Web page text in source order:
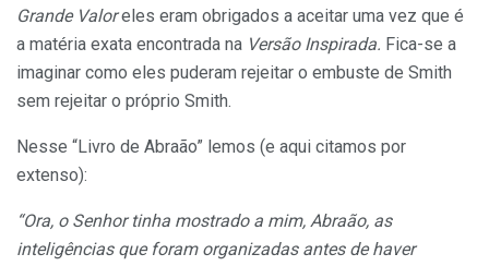
Grande Valoreles eram obrigados a aceitar uma vez que é
a matéria exata encontrada na Versão Inspirada. Fica-se a
imaginar como eles puderam rejeitar o embuste de Smith
sem rejeitar o próprio Smith.
Nesse “Livro de Abraão” lemos (e aqui citamos por
extenso):
“Ora, o Senhor tinha mostrado a mim, Abraão, as
inteligências que foram organizadas antes de haver